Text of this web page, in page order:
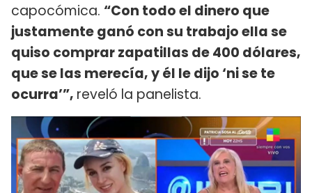
capocómica. “Con todo el dinero que
justamente ganó con su trabajo ella se
quiso comprar zapatillas de 400 dólares,
que se las merecía, y él le dijo ‘ni se te
ocurra’”, reveló la panelista.